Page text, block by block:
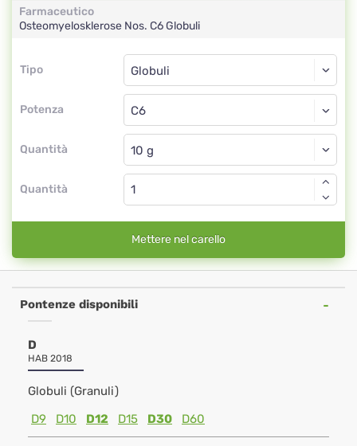
Farmaceutico
Osteomyelosklerose Nos. C6Globuli
Tipo
Tipo
Potenza
Globuli
C6
Quantità
Globuli
Quantità
Mettere nel carello
Pontenze disponibili
D
HAB 2018
Globuli (Granuli)
D9
D10 D12 D15 D30 D60